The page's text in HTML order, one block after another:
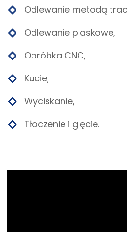
Odlewanie metodą
Odlewanie piaskowe,
Obróbka CNC,
Kucie,
Wyciskanie,
Tłoczenie i gięcie.